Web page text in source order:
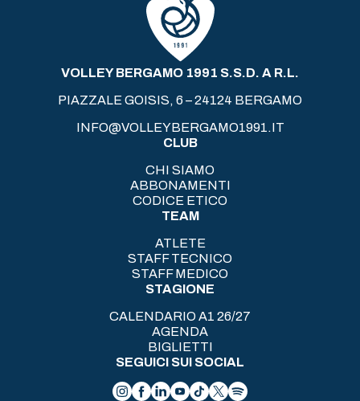
VOLLEY BERGAMO 1991 S.S.D. A R.L.
PIAZZALE GOISIS, 6 – 24124 BERGAMO
INFO@VOLLEYBERGAMO1991.IT
CLUB
CHI SIAMO
ABBONAMENTI
CODICE ETICO
TEAM
ATLETE
STAFF TECNICO
STAFF MEDICO
STAGIONE
CALENDARIO A1 26/27
AGENDA
BIGLIETTI
SEGUICI SUI SOCIAL